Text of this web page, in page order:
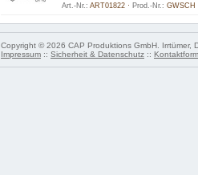
Art.-Nr.: ART01822 · Prod.-Nr.: GWSCH
Copyright © 2026 CAP Produktions GmbH. Irrtümer,
Impressum :: Sicherheit & Datenschutz ::